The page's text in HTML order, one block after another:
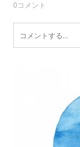
0コメント